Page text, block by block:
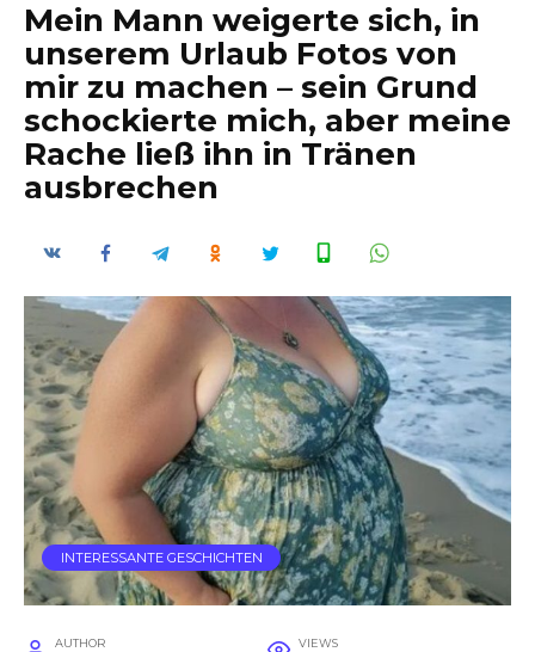
Mein Mann weigerte sich, in
unserem Urlaub Fotos von
mir zu machen – sein Grund
schockierte mich, aber meine
Rache ließ ihn in Tränen
ausbrechen
INTERESSANTE GESCHICHTEN
AUTHOR VIEWS